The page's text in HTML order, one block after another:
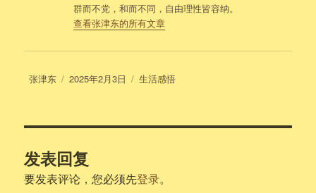
群而不党，和而不同，自由理性皆容纳。
查看张津东的所有文章
作
张津东
发
2025年2月3日
分
生活感悟
发表回复
要发表评论，您必须先登录。